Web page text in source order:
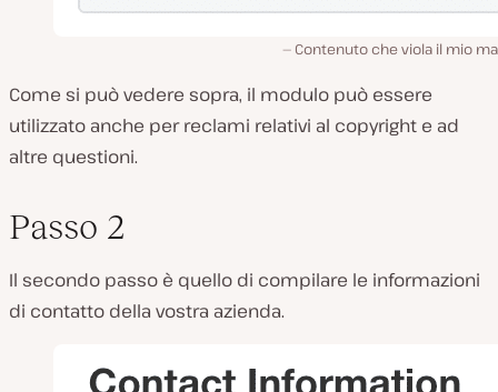
Contenuto che viola il mio
Come si può vedere sopra, il modulo può essere
utilizzato anche per reclami relativi al copyright e ad
altre questioni.
Passo 2
Il secondo passo è quello di compilare le informazioni
di contatto della vostra azienda.